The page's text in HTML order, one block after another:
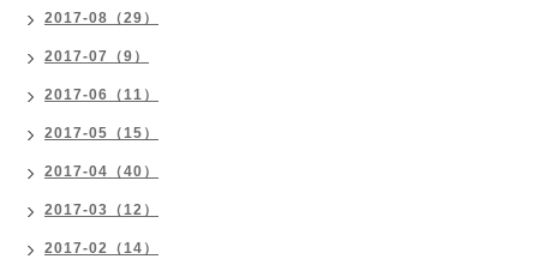
2017-08（29）
2017-07（9）
2017-06（11）
2017-05（15）
2017-04（40）
2017-03（12）
2017-02（14）